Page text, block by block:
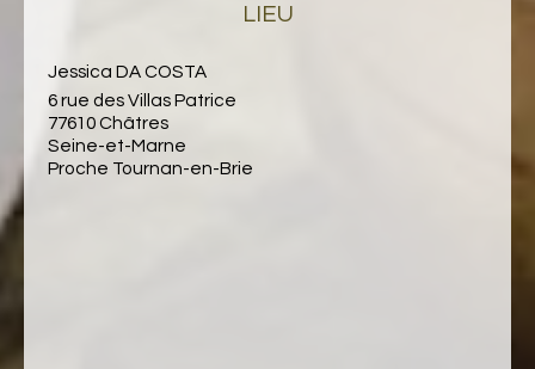
LIEU
Jessica DA COSTA
6 rue des Villas Patrice
77610 Châtres
Seine-et-Marne
Proche Tournan-en-Brie